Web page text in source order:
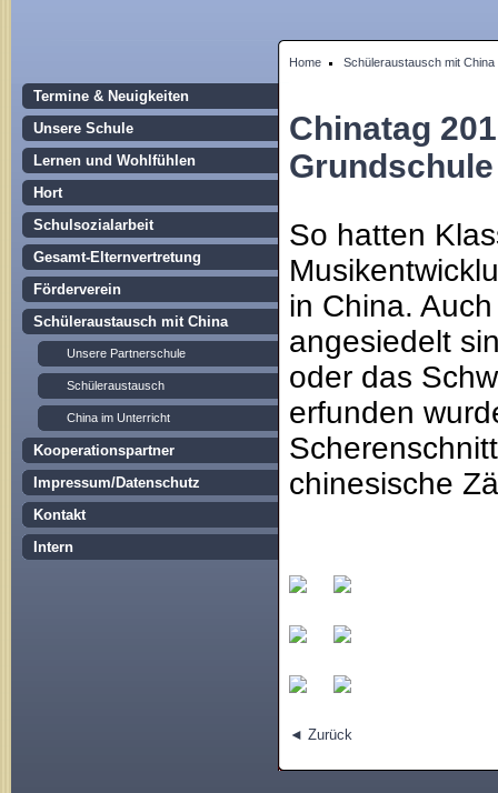
Home Schüleraustausch mit China
Termine & Neuigkeiten
Unsere Schule
Lernen und Wohlfühlen
Hort
Schulsozialarbeit
Gesamt-Elternvertretung
Förderverein
Schüleraustausch mit China
Unsere Partnerschule
Schüleraustausch
China im Unterricht
Kooperationspartner
Impressum/Datenschutz
Kontakt
Intern
Chinatag
Grundschule
So hatten
in China.
angesiedelt
oder das
erfunden
chinesische
◄ Zurück